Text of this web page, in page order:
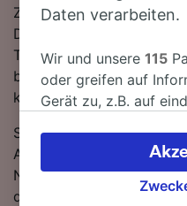
Zugverbindungen gibt.
DB- oder einen TGV-Zug
Terminal zu gelangen –
bringen Sie in modernen,
kürzester Zeit ans Ziel.
Sie können beim Kauf
Alicante-Terminal sparen,
Nutzen Sie unseren
die Ticketpreise zu
Daten verarbeiten.
Wir und unsere115
oder greifen auf
Gerät zu, z.B. auf
verarbeiten. Sie
akzeptieren oder
Ihres